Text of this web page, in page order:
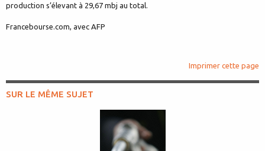
production s’élevant à 29,67 mbj au total.
Francebourse.com, avec AFP
Imprimer cette page
SUR LE MÊME SUJET